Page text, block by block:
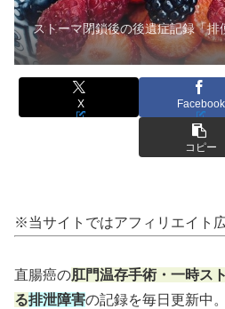
ストーマ閉鎖後の後遺症記録「
X Facebook
コピー
※当サイトではアフィリエイト
直腸癌の肛門温存手術・一時ス
る排泄障害の記録を毎日更新中。